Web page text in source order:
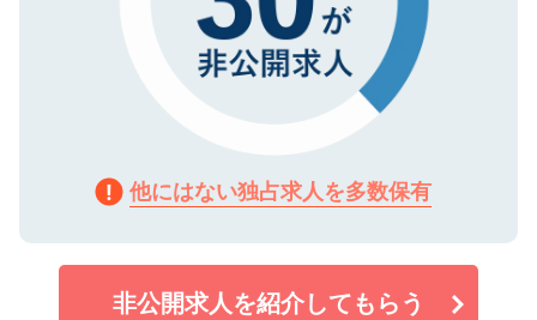
他にはない独占求人を多数保有
非公開求人を紹介してもらう